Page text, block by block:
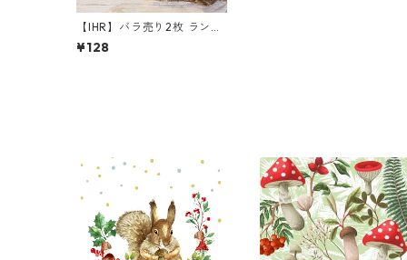
【IHR】バラ売り2枚 ランチ
サイズ ペーパーナプキン CH
RISTMAS CAT クリーム
¥128